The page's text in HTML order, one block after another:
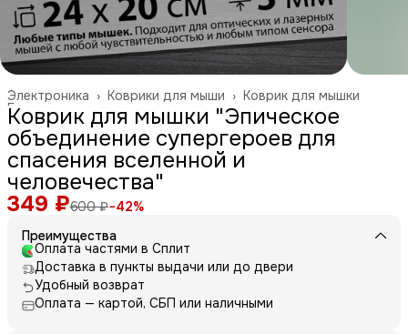
Коврик для мышки
Коврики для мыши ›
Электроника ›
Главная
Коврик для мышки "Эпическое
объединение супергероев для
спасения вселенной и
человечества"
349 ₽600 ₽−42%
Преимущества
Оплата частями в Сплит
Доставка в пункты выдачи или до двери
Удобный возврат
Оплата — картой, СБП или наличными